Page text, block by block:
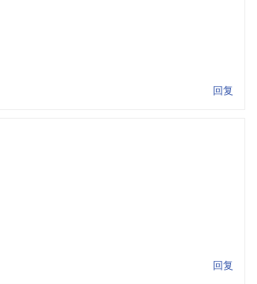
回复
回复